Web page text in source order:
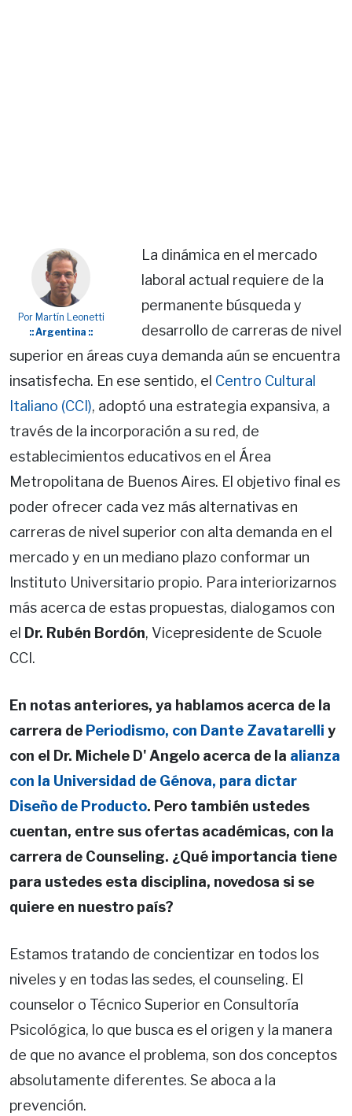
Por Martín Leonetti
:: Argentina ::
La dinámica en el mercado
laboral actual requiere de la
permanente búsqueda y
desarrollo de carreras de nivel
superior en áreas cuya demanda aún se encuentra
insatisfecha. En ese sentido, el Centro Cultural
Italiano (CCI), adoptó una estrategia expansiva, a
través de la incorporación a su red, de
establecimientos educativos en el Área
Metropolitana de Buenos Aires. El objetivo final es
poder ofrecer cada vez más alternativas en
carreras de nivel superior con alta demanda en el
mercado y en un mediano plazo conformar un
Instituto Universitario propio. Para interiorizarnos
más acerca de estas propuestas, dialogamos con
el Dr. Rubén Bordón, Vicepresidente de Scuole
CCI.
En notas anteriores, ya hablamos acerca de la
carrera de Periodismo, con Dante Zavatarelli y
con el Dr. Michele D' Angelo acerca de la alianza
con la Universidad de Génova, para dictar
Diseño de Producto. Pero también ustedes
cuentan, entre sus ofertas académicas, con la
carrera de Counseling. ¿Qué importancia tiene
para ustedes esta disciplina, novedosa si se
quiere en nuestro país?
Estamos tratando de concientizar en todos los
niveles y en todas las sedes, el counseling. El
counselor o Técnico Superior en Consultoría
Psicológica, lo que busca es el origen y la manera
de que no avance el problema, son dos conceptos
absolutamente diferentes. Se aboca a la
prevención.